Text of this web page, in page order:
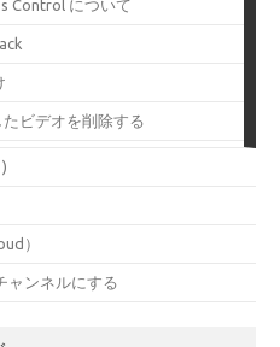
Control について
ビデオを削除する
）
ャンネルにする